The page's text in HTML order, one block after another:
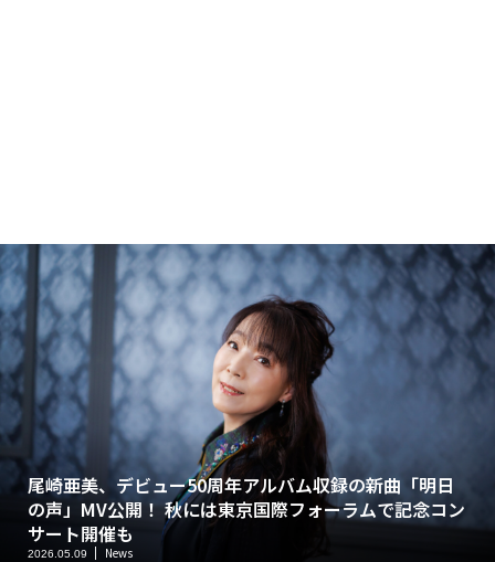
尾崎亜美、デビュー50周年アルバム収録の新曲「明日
の声」MV公開！ 秋には東京国際フォーラムで記念コン
サート開催も
2026.05.09 News